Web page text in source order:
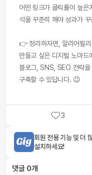
어떤 링크가 클릭률이 높
석을 꾸준히 해야 성과가
👉 정리하자면, 알리어필
만들고 싶은 디지털 노마드
블로그, SNS, SEO 전략을
구축할 수 있답니다. 😉
3
회원 전용 기능 및 더
설치하세요!
댓글 0개